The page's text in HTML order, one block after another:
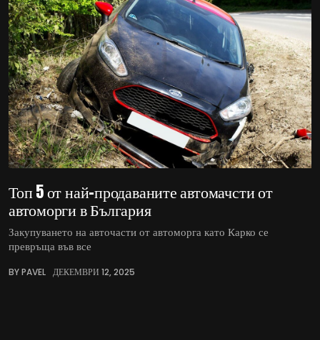
Топ 5 от най-продаваните автомачсти от
автоморги в България
Закупуването на авточасти от автоморга като Карко се
превръща във все
BY PAVEL ДЕКЕМВРИ 12, 2025